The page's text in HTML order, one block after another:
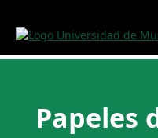
Papeles